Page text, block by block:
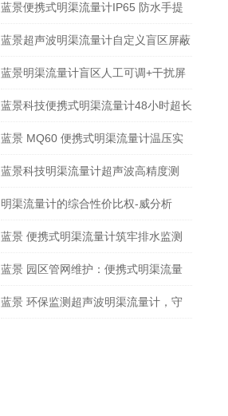
蓝景便携式明渠流量计IP65 防水手提
箱体 + 48 小时超长续航
蓝景超声波明渠流量计自定义盲区屏蔽
+智能滤波抗干扰，复杂工况精准测流
蓝景明渠流量计盲区人工可调+干扰屏
蔽，复杂工况稳定性更强
蓝景科技便携式明渠流量计48小时超长
续航，微功耗设计
蓝景 MQ60 便携式明渠流量计温压实
时监测 + 智能补偿
蓝景科技明渠流量计超声波高精度测
量，数据精准可靠合规达标
明渠流量计的综合性价比权-威分析
蓝景 便携式明渠流量计筑牢排水监测
防线
蓝景 园区管网维护：便携式明渠流量
计，快速定位管网“病灶”
蓝景 环保监测超声波明渠流量计，守